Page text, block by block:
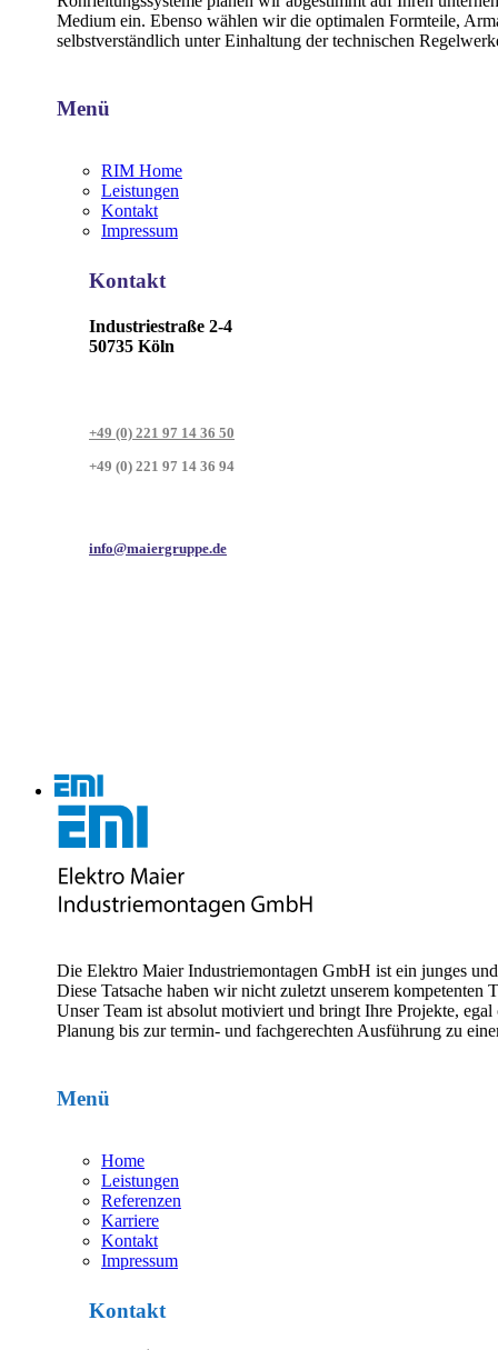
Medium ein. Ebenso wählen wir die optimalen Formteile,
selbstverständlich unter Einhaltung der technischen
Menü
RIM Home
Leistungen
Kontakt
Impressum
Kontakt
Industriestraße 2-4
50735 Köln
+49 (0) 221 97 14 36 50
+49 (0) 221 97 14 36 94
info@maiergruppe.de
Die Elektro Maier Industriemontagen GmbH ist ein junges
Diese Tatsache haben wir nicht zuletzt unserem kompetenten
Unser Team ist absolut motiviert und bringt Ihre Projekte,
Planung bis zur termin- und fachgerechten Ausführung zu
Menü
Home
Leistungen
Referenzen
Karriere
Kontakt
Impressum
Kontakt